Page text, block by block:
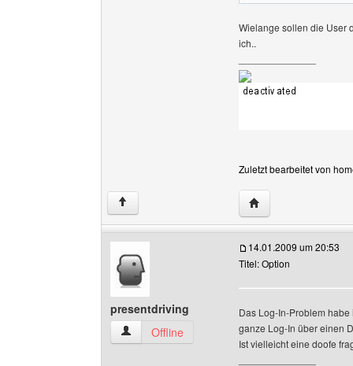
Wielange sollen die User
ich..
Zuletzt bearbeitet von
↑ Website dieses
presentdriving
presentdriving Benutzer-Profile anzeigen
Offline
14.01.2009 um 20:53
Titel: Option
Das Log-In-Problem
ganze Log-In über einen
Ist vielleicht eine doofe